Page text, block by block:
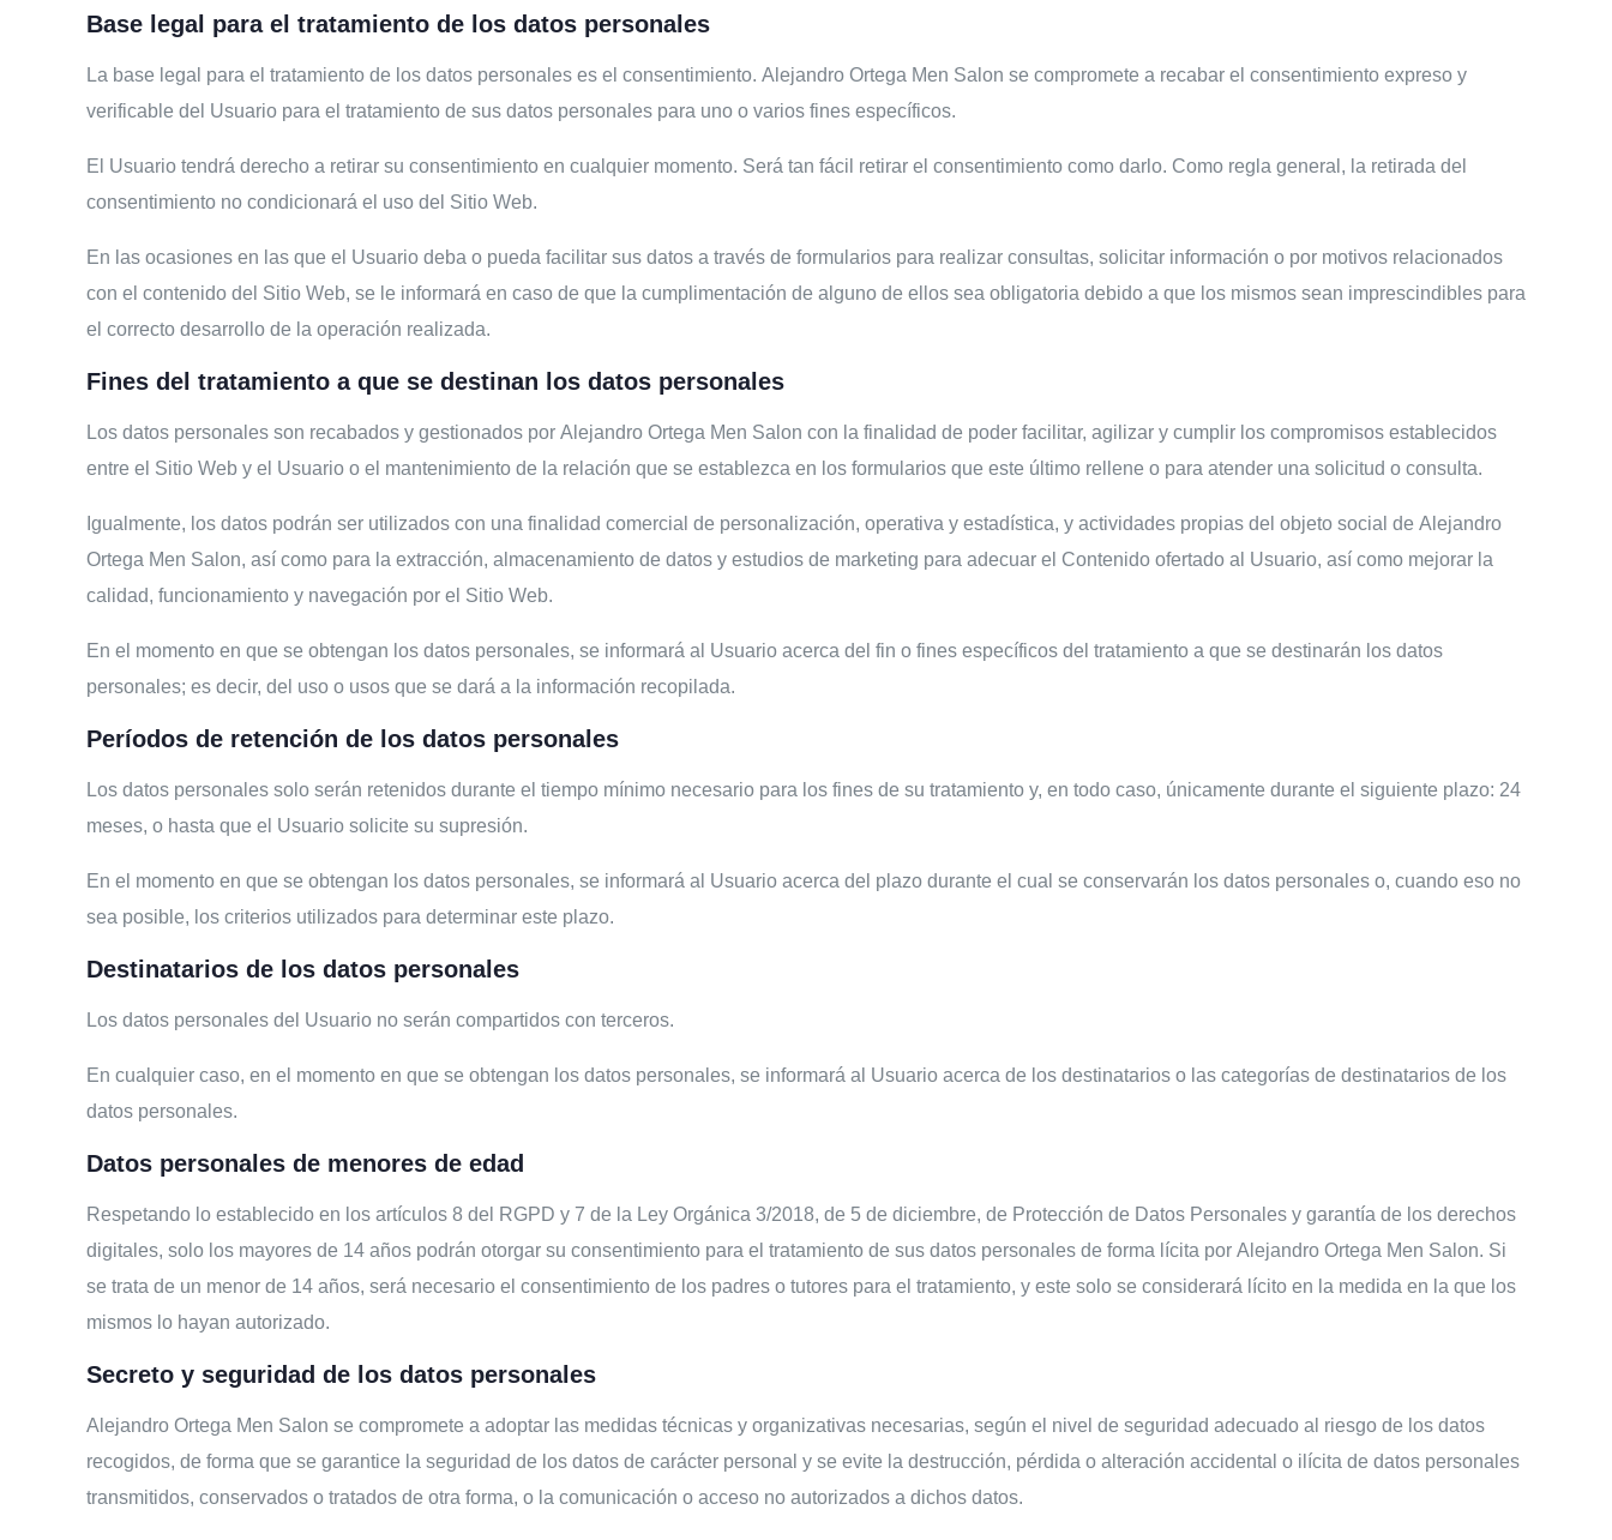
Base legal para el tratamiento de los datos personales
La base legal para el tratamiento de los datos personales es el consentimiento. Alejandro Ortega Men Salon se compromete a recabar el consentimiento expreso y
verificable del Usuario para el tratamiento de sus datos personales para uno o varios fines específicos.
El Usuario tendrá derecho a retirar su consentimiento en cualquier momento. Será tan fácil retirar el consentimiento como darlo. Como regla general, la retirada del
consentimiento no condicionará el uso del Sitio Web.
En las ocasiones en las que el Usuario deba o pueda facilitar sus datos a través de formularios para realizar consultas, solicitar información o por motivos relacionados
con el contenido del Sitio Web, se le informará en caso de que la cumplimentación de alguno de ellos sea obligatoria debido a que los mismos sean imprescindibles para
el correcto desarrollo de la operación realizada.
Fines del tratamiento a que se destinan los datos personales
Los datos personales son recabados y gestionados por Alejandro Ortega Men Salon con la finalidad de poder facilitar, agilizar y cumplir los compromisos establecidos
entre el Sitio Web y el Usuario o el mantenimiento de la relación que se establezca en los formularios que este último rellene o para atender una solicitud o consulta.
Igualmente, los datos podrán ser utilizados con una finalidad comercial de personalización, operativa y estadística, y actividades propias del objeto social de Alejandro
Ortega Men Salon, así como para la extracción, almacenamiento de datos y estudios de marketing para adecuar el Contenido ofertado al Usuario, así como mejorar la
calidad, funcionamiento y navegación por el Sitio Web.
En el momento en que se obtengan los datos personales, se informará al Usuario acerca del fin o fines específicos del tratamiento a que se destinarán los datos
personales; es decir, del uso o usos que se dará a la información recopilada.
Períodos de retención de los datos personales
Los datos personales solo serán retenidos durante el tiempo mínimo necesario para los fines de su tratamiento y, en todo caso, únicamente durante el siguiente plazo: 24
meses, o hasta que el Usuario solicite su supresión.
En el momento en que se obtengan los datos personales, se informará al Usuario acerca del plazo durante el cual se conservarán los datos personales o, cuando eso no
sea posible, los criterios utilizados para determinar este plazo.
Destinatarios de los datos personales
Los datos personales del Usuario no serán compartidos con terceros.
En cualquier caso, en el momento en que se obtengan los datos personales, se informará al Usuario acerca de los destinatarios o las categorías de destinatarios de los
datos personales.
Datos personales de menores de edad
Respetando lo establecido en los artículos 8 del RGPD y 7 de la Ley Orgánica 3/2018, de 5 de diciembre, de Protección de Datos Personales y garantía de los derechos
digitales, solo los mayores de 14 años podrán otorgar su consentimiento para el tratamiento de sus datos personales de forma lícita por Alejandro Ortega Men Salon. Si
se trata de un menor de 14 años, será necesario el consentimiento de los padres o tutores para el tratamiento, y este solo se considerará lícito en la medida en la que los
mismos lo hayan autorizado.
Secreto y seguridad de los datos personales
Alejandro Ortega Men Salon se compromete a adoptar las medidas técnicas y organizativas necesarias, según el nivel de seguridad adecuado al riesgo de los datos
recogidos, de forma que se garantice la seguridad de los datos de carácter personal y se evite la destrucción, pérdida o alteración accidental o ilícita de datos personales
transmitidos, conservados o tratados de otra forma, o la comunicación o acceso no autorizados a dichos datos.